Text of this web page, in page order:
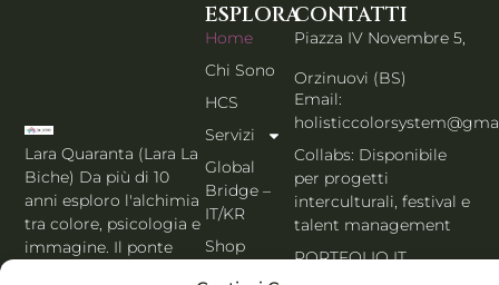
Lara Quaranta (Lara La
Biche) Da più di 10
anni esploro l'alchimia
tra colore, psicologia e
immagine. Il ponte
ESPLORA
Home
Chi Sono
HCS
Servizi
Global
Bridge –
IT/KR
Shop
Blog
CONTATTI
Piazza IV Novembre 5,
Orzinuovi (BS)
Email:
Collabs: Disponibile
per progetti
interculturali, festival e
talent management
PORTFOLIO IT